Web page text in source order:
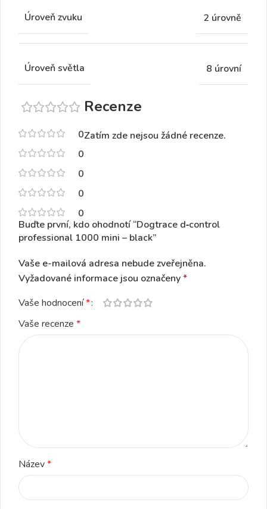
Úroveň zvuku 2 úrovně
Úroveň světla 8 úrovní
0
0
0
0
0
Recenze
Zatím zde nejsou žádné recenze.
Buďte první, kdo ohodnotí “Dogtrace d‑control
professional 1000 mini – black”
Vaše e-mailová adresa nebude zveřejněna.
Vyžadované informace jsou označeny*
Vaše hodnocení*
Vaše recenze *
Název*